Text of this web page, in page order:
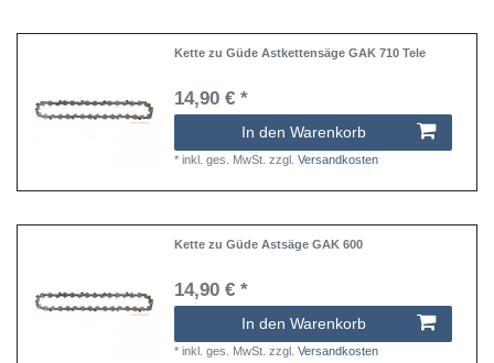
Kette zu Güde Astkettensäge GAK 710 Tele
14,90 € *
In den Warenkorb
*inkl. ges. MwSt. zzgl.Versandkosten
Kette zu Güde Astsäge GAK 600
14,90 € *
In den Warenkorb
*inkl. ges. MwSt. zzgl.Versandkosten